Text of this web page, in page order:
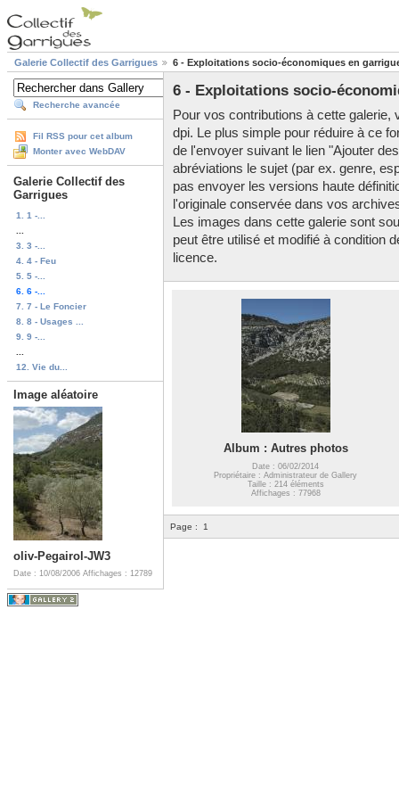
Galerie Collectif des Garrigues 6 - Exploitations socio-économiques en
Recherche avancée
Fil RSS pour cet album
Monter avec WebDAV
Galerie Collectif des
Garrigues
1. 1 -...
3. 3 -...
4. 4 - Feu
5. 5 -...
6. 6 -...
7. 7 - Le Foncier
8. 8 - Usages ...
9. 9 -...
12. Vie du...
Image aléatoire
oliv-Pegairol-JW3
Date : 10/08/2006 Affichages : 12789
6 - Exploitations socio-
Pour vos contributions à cette
dpi. Le plus simple pour réduire à ce
de l'envoyer suivant le lien "Ajouter
abréviations le sujet (par ex. genre,
pas envoyer les versions haute
l'originale conservée dans vos
Les images dans cette galerie sont
peut être utilisé et modifié à condition
licence.
Album : Autres photos
Date : 06/02/2014
Propriétaire : Administrateur de Gallery
Taille : 214 éléments
Affichages : 77968
Page : 1